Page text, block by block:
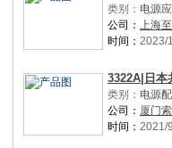
类别： 电源
公司： 上海
时间： 2023/
3322A|日本
类别： 电源
公司： 厦门
时间： 2021/